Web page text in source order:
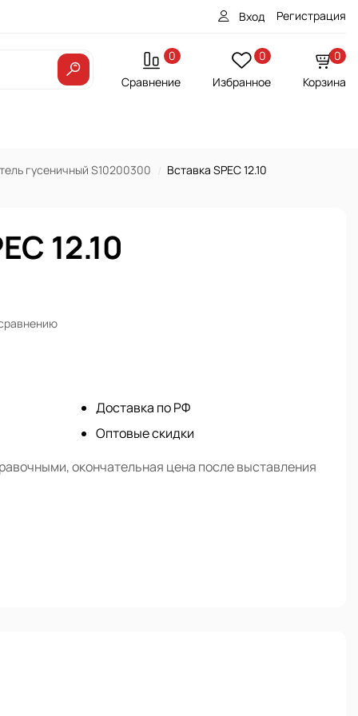
Вход Регистрация
0
Сравнение
0
Избранное
0
Корзина
гусеничный S10200300 Вставка SPEC 12.10
12.10
Доставка по РФ
Оптовые скидки
окончательная цена после выставления